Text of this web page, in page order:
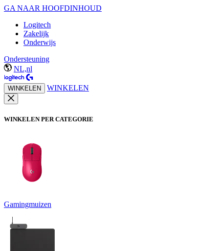
GA NAAR HOOFDINHOUD
Logitech
Zakelijk
Onderwijs
Ondersteuning
NL,nl
WINKELEN WINKELEN
WINKELEN PER CATEGORIE
Gamingmuizen